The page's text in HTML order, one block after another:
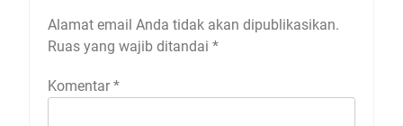
Alamat email Anda tidak akan dipublikasikan.
Ruas yang wajib ditandai *
Komentar *